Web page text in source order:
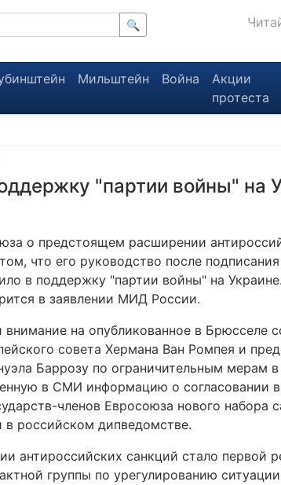
🔍
Мильштейн Война
Акции
протеста
"партии войны" на
о предстоящем расширении
что его руководство после
в поддержку "партии войны" на
в заявлении МИД России.
на опубликованное в Брюсселе
совета Хермана Ван Ромпея и
Баррозу по ограничительным мерам
в СМИ информацию о согласовании
членов Евросоюза нового набора
в российском дипведомстве.
антироссийских санкций стало первой
группы по урегулированию